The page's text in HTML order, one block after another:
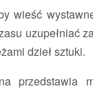
wieść
uzupełniać
dzieł sztuki.
przedstawia